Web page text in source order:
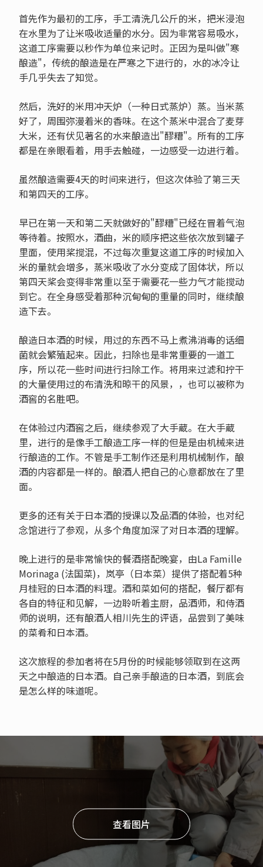
首先作为最初的工序，手工清洗几公斤的米，把米浸泡
在水里为了让米吸收适量的水分。因为非常容易吸水，
这道工序需要以秒作为单位来记时。正因为是叫做"寒
酿造"，传统的酿造是在严寒之下进行的，水的冰冷让
手几乎失去了知觉。
然后，洗好的米用冲天炉（一种日式蒸炉）蒸。当米蒸
好了，周围弥漫着米的香味。在这个蒸米中混合了麦芽
大米，还有伏见著名的水来酿造出"醪糟"。所有的工序
都是在亲眼看着，用手去触碰，一边感受一边进行着。
虽然酿造需要4天的时间来进行，但这次体验了第三天
和第四天的工序。
早已在第一天和第二天就做好的"醪糟"已经在冒着气泡
等待着。按照水，酒曲，米的顺序把这些依次放到罐子
里面，使用桨搅混，不过每次重复这道工序的时候加入
米的量就会增多，蒸米吸收了水分变成了固体状，所以
第四天桨会变得非常重以至于需要花一些力气才能搅动
到它。在全身感受着那种沉甸甸的重量的同时，继续酿
造下去。
酿造日本酒的时候，用过的东西不马上煮沸消毒的话细
菌就会繁殖起来。因此，扫除也是非常重要的一道工
序，所以花一些时间进行扫除工作。将用来过滤和拧干
的大量使用过的布清洗和晾干的风景，，也可以被称为
酒窖的名胜吧。
在体验过内酒窖之后，继续参观了大手蔵。在大手蔵
里，进行的是像手工酿造工序一样的但是是由机械来进
行酿造的工作。不管是手工制作还是利用机械制作，酿
酒的内容都是一样的。酿酒人把自己的心意都放在了里
面。
更多的还有关于日本酒的授课以及品酒的体验，也对纪
念馆进行了参观，从多个角度加深了对日本酒的理解。
晚上进行的是非常愉快的餐酒搭配晚宴，由La Famille
Morinaga (法国菜)，岚亭（日本菜）提供了搭配着5种
月桂冠的日本酒的料理。酒和菜如何的搭配，餐厅都有
各自的特征和见解，一边聆听着主厨，品酒师，和侍酒
师的说明，还有酿酒人相川先生的评语，品尝到了美味
的菜肴和日本酒。
这次旅程的参加者将在5月份的时候能够领取到在这两
天之中酿造的日本酒。自己亲手酿造的日本酒，到底会
是怎么样的味道呢。
查看图片